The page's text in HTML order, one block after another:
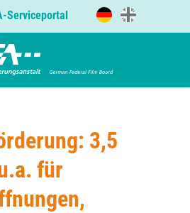
Serviceportal
3,5
für